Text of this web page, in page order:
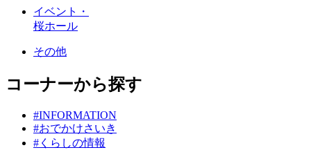
イベント・
桜ホール
その他
コーナーから探す
#INFORMATION
#おでかけさいき
#くらしの情報